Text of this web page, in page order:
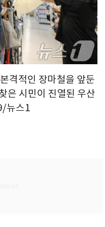
격적인 장마철을 앞둔
은 시민이 진열된 우산
뉴스1